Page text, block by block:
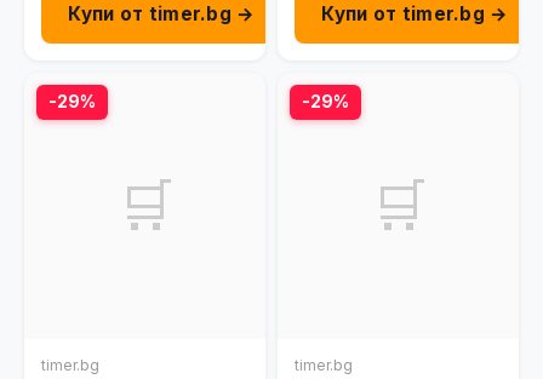
Купи от timer.bg → Купи от timer.bg →
-29%
🛒
timer.bg
-29%
🛒
timer.bg